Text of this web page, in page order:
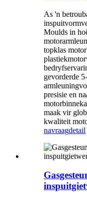
As 'n
Moulds in
topklas
gevorderde
presisie en
maak vir
kwaliteit
navraagdetail